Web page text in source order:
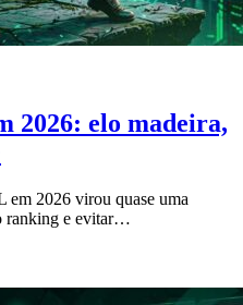
2026: elo madeira,
em 2026 virou quase uma
ranking e evitar…